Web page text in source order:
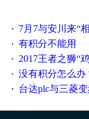
· 7月7与安川来“
· 有积分不能用
· 2017王者之狮“鸡”情签到
· 没有积分怎么办
· 台达plc与三菱